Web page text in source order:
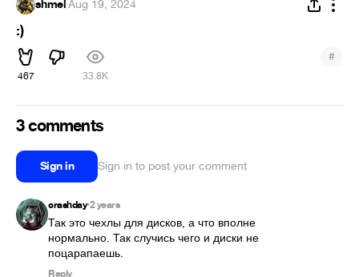
shmel·Aug 19, 2024
:)
467 33.8K
#
3 comments
Sign in Sign in to post your comment
crashday•2 years
Так это чехлы для дисков, а что вполне
нормально. Так случись чего и диски не
поцарапаешь.
Reply